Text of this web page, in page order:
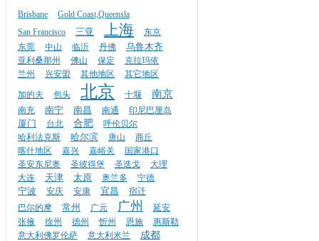
Brisbane
Gold Coast,Queensla
San Francisco
三亚 上海
东京
东莞
中山 临沂 丹佛 乌鲁木齐
亚利桑那州 佛山 保定
克拉玛依
兰州
兴安盟 其他地区 其它地区
加的夫 包头 北京 十堰 南京
南充 南宁 南昌 南通 印尼巴厘岛
厦门 台北 合肥
呼伦贝尔
哈利法克斯
哈尔滨 唐山
商丘
喀什地区
嘉兴 嘉峪关
国家港口
圣安东尼奥
圣彼得堡 圣迭戈
大理
大连
天津 太原 奥兰多 宁德
宁波 安庆 安康 宜昌
宿迁
巴尔的摩
常州 广元 广州
延安
张掖
徐州 德州 忻州 恩施
惠斯勒
意大利佛罗伦萨
意大利米兰 成都